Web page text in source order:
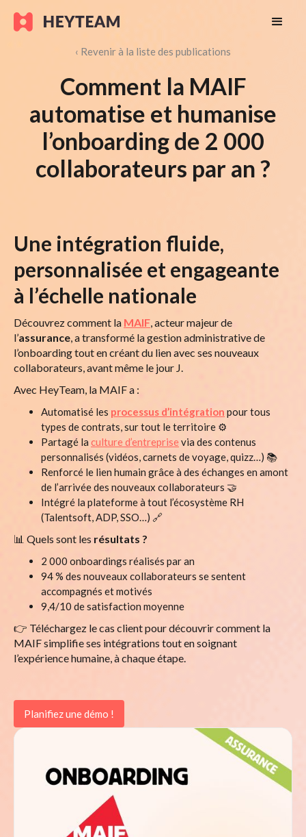
‹ Revenir à la liste des publications
Comment la MAIF
automatise et humanise
l’onboarding de 2 000
collaborateurs par an ?
Une intégration fluide,
personnalisée et engageante
à l’échelle nationale
Découvrez comment la MAIF, acteur majeur de
l’assurance, a transformé la gestion administrative de
l’onboarding tout en créant du lien avec ses nouveaux
collaborateurs, avant même le jour J.
Avec HeyTeam, la MAIF a :
Automatisé les processus d’intégration pour tous
types de contrats, sur tout le territoire ⚙️
Partagé la culture d’entreprise via des contenus
personnalisés (vidéos, carnets de voyage, quizz…) 📚
Renforcé le lien humain grâce à des échanges en amont
de l’arrivée des nouveaux collaborateurs 🤝
Intégré la plateforme à tout l’écosystème RH
(Talentsoft, ADP, SSO…) 🔗
📊 Quels sont les résultats ?
2 000 onboardings réalisés par an
94 % des nouveaux collaborateurs se sentent
accompagnés et motivés
9,4/10 de satisfaction moyenne
👉 Téléchargez le cas client pour découvrir comment la
MAIF simplifie ses intégrations tout en soignant
l’expérience humaine, à chaque étape.
Planifiez une démo !